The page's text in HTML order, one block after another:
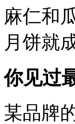
麻仁和
月饼就
你见过
某品牌